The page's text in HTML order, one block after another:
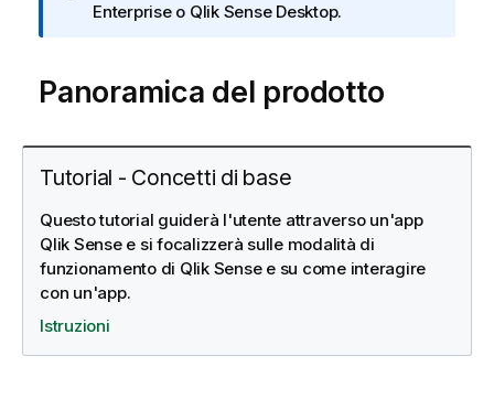
o
i
n
r
a
t
i
c
a
Enterpriseo Qlik Sense Desktop.
Panoramica del prodotto
Tutorial - Concetti di base
Questo tutorial guiderà l'utente attraverso un'app
Qlik Sense e si focalizzerà sulle modalità di
funzionamento di Qlik Sense e su come interagire
con un'app.
Istruzioni